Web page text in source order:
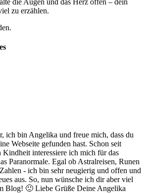
zu erzählen.
ich bin Angelika und freue mich, dass du
Webseite gefunden hast. Schon seit
Kindheit interessiere ich mich für das
Paranormale. Egal ob Astralreisen, Runen
- ich bin sehr neugierig und offen und
aus. So, nun wünsche ich dir aber viel
Blog! 🙂 Liebe Grüße Deine Angelika